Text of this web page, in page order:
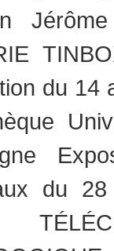
du 14
du